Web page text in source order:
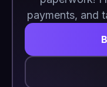
payments, and